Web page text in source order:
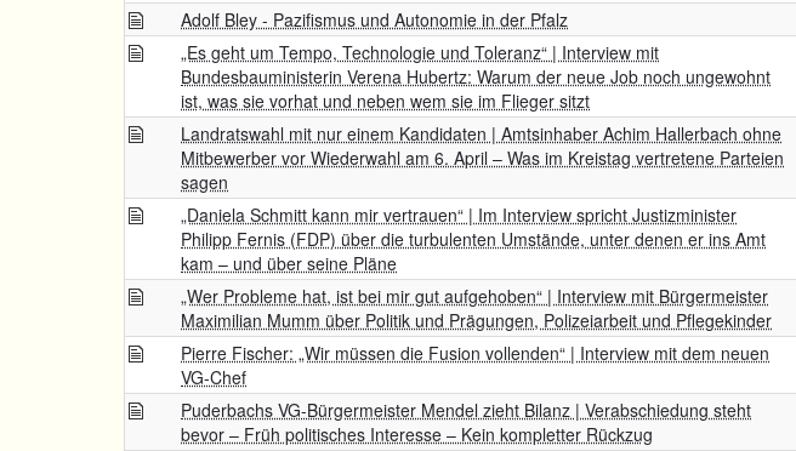
Adolf Bley - Pazifismus und Autonomie in der Pfalz
„Es geht um Tempo, Technologie und Toleranz“ | Interview mit
Bundesbauministerin Verena Hubertz: Warum der neue Job noch ungewohnt
ist, was sie vorhat und neben wem sie im Flieger sitzt
Landratswahl mit nur einem Kandidaten | Amtsinhaber Achim Hallerbach ohne
Mitbewerber vor Wiederwahl am 6. April – Was im Kreistag vertretene Parteien
sagen
„Daniela Schmitt kann mir vertrauen“ | Im Interview spricht Justizminister
Philipp Fernis (FDP) über die turbulenten Umstände, unter denen er ins Amt
kam – und über seine Pläne
„Wer Probleme hat, ist bei mir gut aufgehoben“ | Interview mit Bürgermeister
Maximilian Mumm über Politik und Prägungen, Polizeiarbeit und Pflegekinder
Pierre Fischer: „Wir müssen die Fusion vollenden“ | Interview mit dem neuen
VG-Chef
Puderbachs VG-Bürgermeister Mendel zieht Bilanz | Verabschiedung steht
bevor – Früh politisches Interesse – Kein kompletter Rückzug